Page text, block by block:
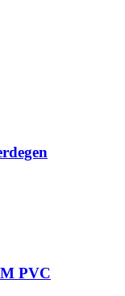
PVC